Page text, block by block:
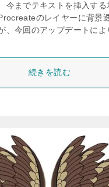
今までテキストを挿入す
のレイヤーに背景
、今回のアップデートによ
続きを読む